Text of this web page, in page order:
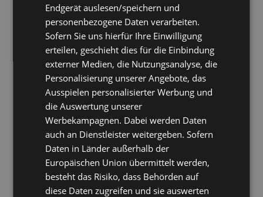
Endgerät auslesen/speichern und
personenbezogene Daten verarbeiten.
Sofern Sie uns hierfür Ihre Einwilligung
erteilen, geschieht dies für die Einbindung
externer Medien, die Nutzungsanalyse, die
Personalisierung unserer Angebote, das
Ausspielen personalisierter Werbung und
die Auswertung unserer
Werbekampagnen. Dabei werden Daten
auch an Dienstleister weitergeben. Sofern
Daten in Länder außerhalb der
Europäischen Union übermittelt werden,
besteht das Risiko, dass Behörden auf
diese Daten zugreifen und sie auswerten